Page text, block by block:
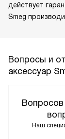
действует
Smeg
Вопросы и
аксессуар
Вопросов
Наш